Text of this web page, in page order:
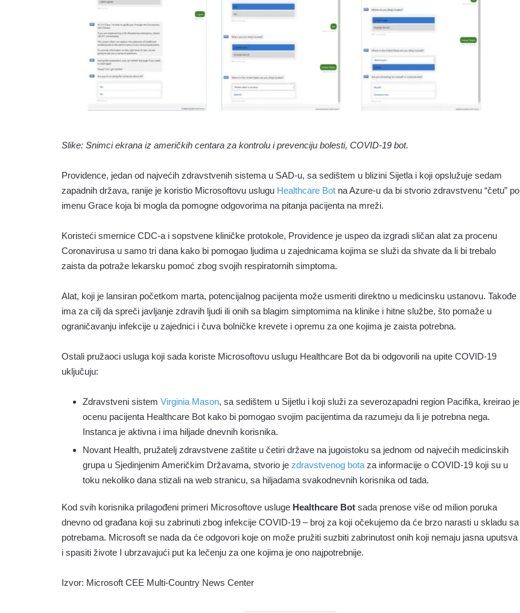
Slike: Snimci ekrana iz američkih centara za kontrolu i prevenciju bolesti, COVID-19 bot.
Providence, jedan od najvećih zdravstvenih sistema u SAD-u, sa sedištem u blizini Sijetla i koji opslužuje sedam
zapadnih država, ranije je koristio Microsoftovu uslugu Healthcare Bot na Azure-u da bi stvorio zdravstvenu “četu” po
imenu Grace koja bi mogla da pomogne odgovorima na pitanja pacijenta na mreži.
Koristeći smernice CDC-a i sopstvene kliničke protokole, Providence je uspeo da izgradi sličan alat za procenu
Coronavirusa u samo tri dana kako bi pomogao ljudima u zajednicama kojima se služi da shvate da li bi trebalo
zaista da potraže lekarsku pomoć zbog svojih respiratornih simptoma.
Alat, koji je lansiran početkom marta, potencijalnog pacijenta može usmeriti direktno u medicinsku ustanovu. Takođe
ima za cilj da spreči javljanje zdravih ljudi ili onih sa blagim simptomima na klinike i hitne službe, što pomaže u
ograničavanju infekcije u zajednici i čuva bolničke krevete i opremu za one kojima je zaista potrebna.
Ostali pružaoci usluga koji sada koriste Microsoftovu uslugu Healthcare Bot da bi odgovorili na upite COVID-19
uključuju:
Zdravstveni sistem Virginia Mason, sa sedištem u Sijetlu i koji služi za severozapadni region Pacifika, kreirao je
ocenu pacijenta Healthcare Bot kako bi pomogao svojim pacijentima da razumeju da li je potrebna nega.
Instanca je aktivna i ima hiljade dnevnih korisnika.
Novant Health, pružatelj zdravstvene zaštite u četiri države na jugoistoku sa jednom od najvećih medicinskih
grupa u Sjedinjenim Američkim Državama, stvorio je zdravstvenog botaza informacije o COVID-19 koji su u
toku nekoliko dana stizali na web stranicu, sa hiljadama svakodnevnih korisnika od tada.
Kod svih korisnika prilagođeni primeri Microsoftove usluge Healthcare Bot sada prenose više od milion poruka
dnevno od građana koji su zabrinuti zbog infekcije COVID-19 – broj za koji očekujemo da će brzo narasti u skladu sa
potrebama. Microsoft se nada da će odgovori koje on može pružiti suzbiti zabrinutost onih koji nemaju jasna uputsva
i spasiti živote I ubrzavajući put ka lečenju za one kojima je ono najpotrebnije.
Izvor: Microsoft CEE Multi-Country News Center